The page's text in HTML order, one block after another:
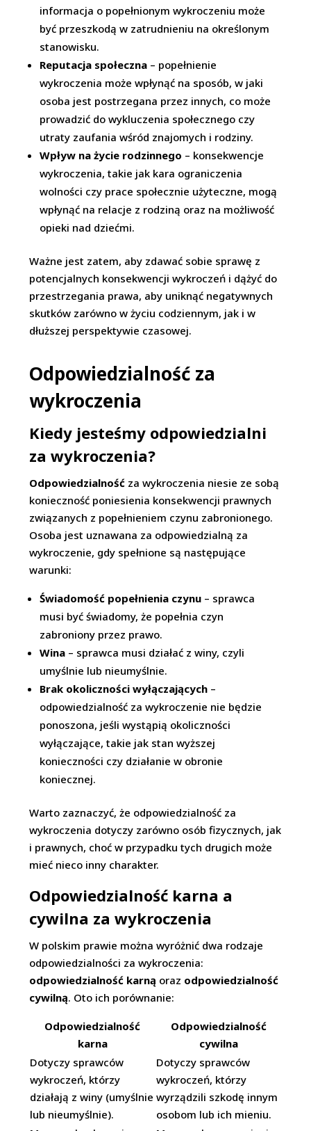
informacja o popełnionym wykroczeniu może
być przeszkodą w zatrudnieniu na określonym
stanowisku.
Reputacja społeczna – popełnienie
wykroczenia może wpłynąć na sposób, w jaki
osoba jest postrzegana przez innych, co może
prowadzić do wykluczenia społecznego czy
utraty zaufania wśród znajomych i rodziny.
Wpływ na życie rodzinnego – konsekwencje
wykroczenia, takie jak kara ograniczenia
wolności czy prace społecznie użyteczne, mogą
wpłynąć na relacje z rodziną oraz na możliwość
opieki nad dziećmi.
Ważne jest zatem, aby zdawać sobie sprawę z
potencjalnych konsekwencji wykroczeń i dążyć do
przestrzegania prawa, aby uniknąć negatywnych
skutków zarówno w życiu codziennym, jak i w
dłuższej perspektywie czasowej.
Odpowiedzialność za
wykroczenia
Kiedy jesteśmy odpowiedzialni
za wykroczenia?
Odpowiedzialność za wykroczenia niesie ze sobą
konieczność poniesienia konsekwencji prawnych
związanych z popełnieniem czynu zabronionego.
Osoba jest uznawana za odpowiedzialną za
wykroczenie, gdy spełnione są następujące
warunki:
Świadomość popełnienia czynu – sprawca
musi być świadomy, że popełnia czyn
zabroniony przez prawo.
Wina – sprawca musi działać z winy, czyli
umyślnie lub nieumyślnie.
Brak okoliczności wyłączających –
odpowiedzialność za wykroczenie nie będzie
ponoszona, jeśli wystąpią okoliczności
wyłączające, takie jak stan wyższej
konieczności czy działanie w obronie
koniecznej.
Warto zaznaczyć, że odpowiedzialność za
wykroczenia dotyczy zarówno osób fizycznych, jak
i prawnych, choć w przypadku tych drugich może
mieć nieco inny charakter.
Odpowiedzialność karna a
cywilna za wykroczenia
W polskim prawie można wyróżnić dwa rodzaje
odpowiedzialności za wykroczenia:
odpowiedzialność karną oraz odpowiedzialność
cywilną. Oto ich porównanie:
Odpowiedzialność
karna
Odpowiedzialność
cywilna
Dotyczy sprawców
wykroczeń, którzy
działają z winy (umyślnie
lub nieumyślnie).
Dotyczy sprawców
wykroczeń, którzy
wyrządzili szkodę innym
osobom lub ich mieniu.